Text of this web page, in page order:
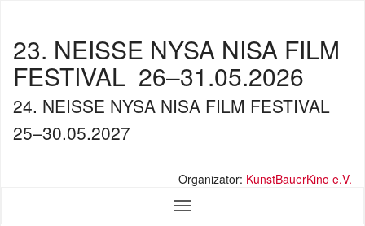
23. NEISSE NYSA NISA FILM
FESTIVAL 26–31.05.2026
24. NEISSE NYSA NISA FILM FESTIVAL
25–30.05.2027
Organizator: KunstBauerKino e.V.